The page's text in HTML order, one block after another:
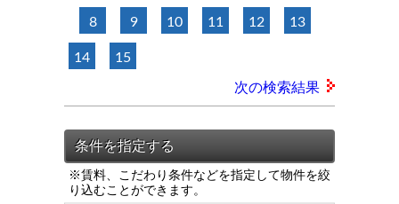
8 9 10 11 12 13
14 15
次の検索結果
※賃料、こだわり条件などを指定して物件を絞
り込むことができます。